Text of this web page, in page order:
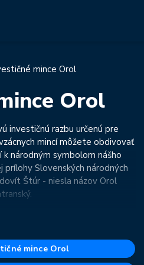
mince Orol
Orol
investičnú razbu určenú pre
mincí môžete obdivovať
národným symbolom nášho
prílohy Slovenských národných
Štúr - niesla názov Orol
symbolu zabezpečil aj
orly z Tatry, tiahnu na
dravec symbolizuje túžbu po
mince Orol